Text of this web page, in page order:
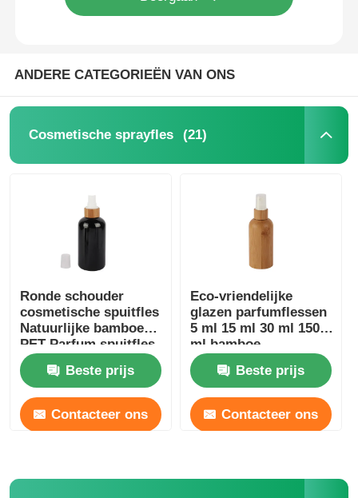
ANDERE CATEGORIEËN VAN ONS
Cosmetische sprayfles (21)
Ronde schouder
cosmetische spuitfles
Natuurlijke bamboe
PET Parfum spuitfles
Zwart
Beste prijs
Contacteer ons
Eco-vriendelijke
glazen parfumflessen
5 ml 15 ml 30 ml 150
ml bamboe
cosmetische flessen
Beste prijs
Contacteer ons